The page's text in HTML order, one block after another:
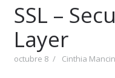
SSL –
Layer
octubre 8 Cinthia